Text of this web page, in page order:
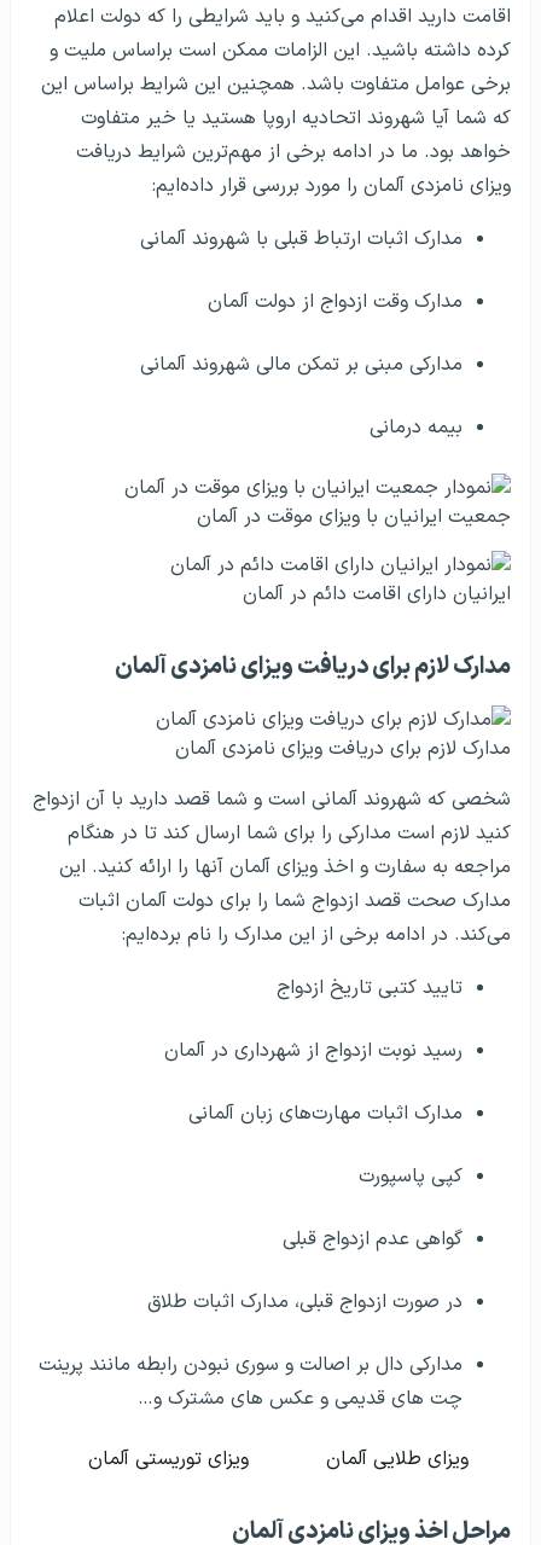
اقامت دارید اقدام می‌کنید و باید شرایطی را که دولت اعلام
کرده داشته‌ باشید. این الزامات ممکن است براساس ملیت و
برخی عوامل متفاوت باشد. همچنین این شرایط براساس این
که شما آیا شهروند اتحادیه اروپا هستید یا خیر متفاوت
خواهد بود. ما در ادامه برخی از مهم‌ترین شرایط دریافت
ویزای نامزدی آلمان را مورد بررسی قرار داده‌ایم:
مدارک اثبات ارتباط قبلی با شهروند آلمانی
مدارک وقت ازدواج از دولت آلمان
مدارکی مبنی بر تمکن مالی شهروند آلمانی
بیمه درمانی
جمعیت ایرانیان با ویزای موقت در آلمان
ایرانیان دارای اقامت دائم در آلمان
مدارک لازم برای دریافت ویزای نامزدی آلمان
مدارک لازم برای دریافت ویزای نامزدی آلمان
شخصی که شهروند آلمانی است و شما قصد دارید با آن ازدواج
کنید لازم است مدارکی را برای شما ارسال کند تا در هنگام
مراجعه به سفارت و اخذ ویزای آلمان آنها را ارائه کنید. این
مدارک صحت قصد ازدواج شما را برای دولت آلمان اثبات
می‌کند. در ادامه برخی از این مدارک را نام برده‌ایم:
تایید کتبی تاریخ ازدواج
رسید نوبت ازدواج از شهرداری در آلمان
مدارک اثبات مهارت‌های زبان آلمانی
کپی پاسپورت
گواهی عدم ازدواج قبلی
در صورت ازدواج قبلی، مدارک اثبات طلاق
مدارکی دال بر اصالت و سوری نبودن رابطه مانند پرینت
چت های قدیمی و عکس های مشترک و…
ویزای طلایی آلمان ویزای توریستی آلمان
مراحل اخذ ویزای نامزدی آلمان